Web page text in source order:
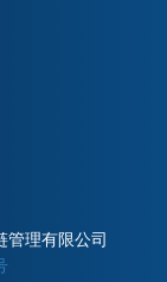
理有限公司